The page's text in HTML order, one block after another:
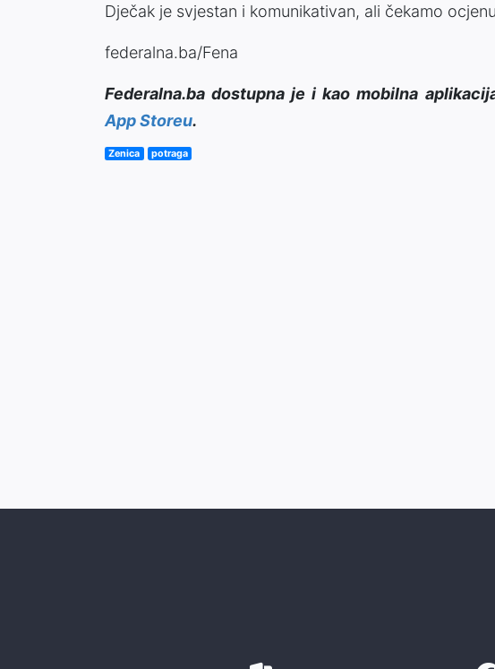
Dječak je svjestan i komunikativan, ali čekamo
federalna.ba/Fena
Federalna.ba dostupna je i kao mobilna
App Storeu.
Zenica potraga